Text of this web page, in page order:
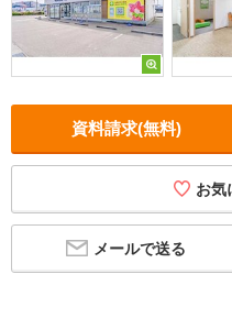
資料請求(無料)
お気
メールで送る